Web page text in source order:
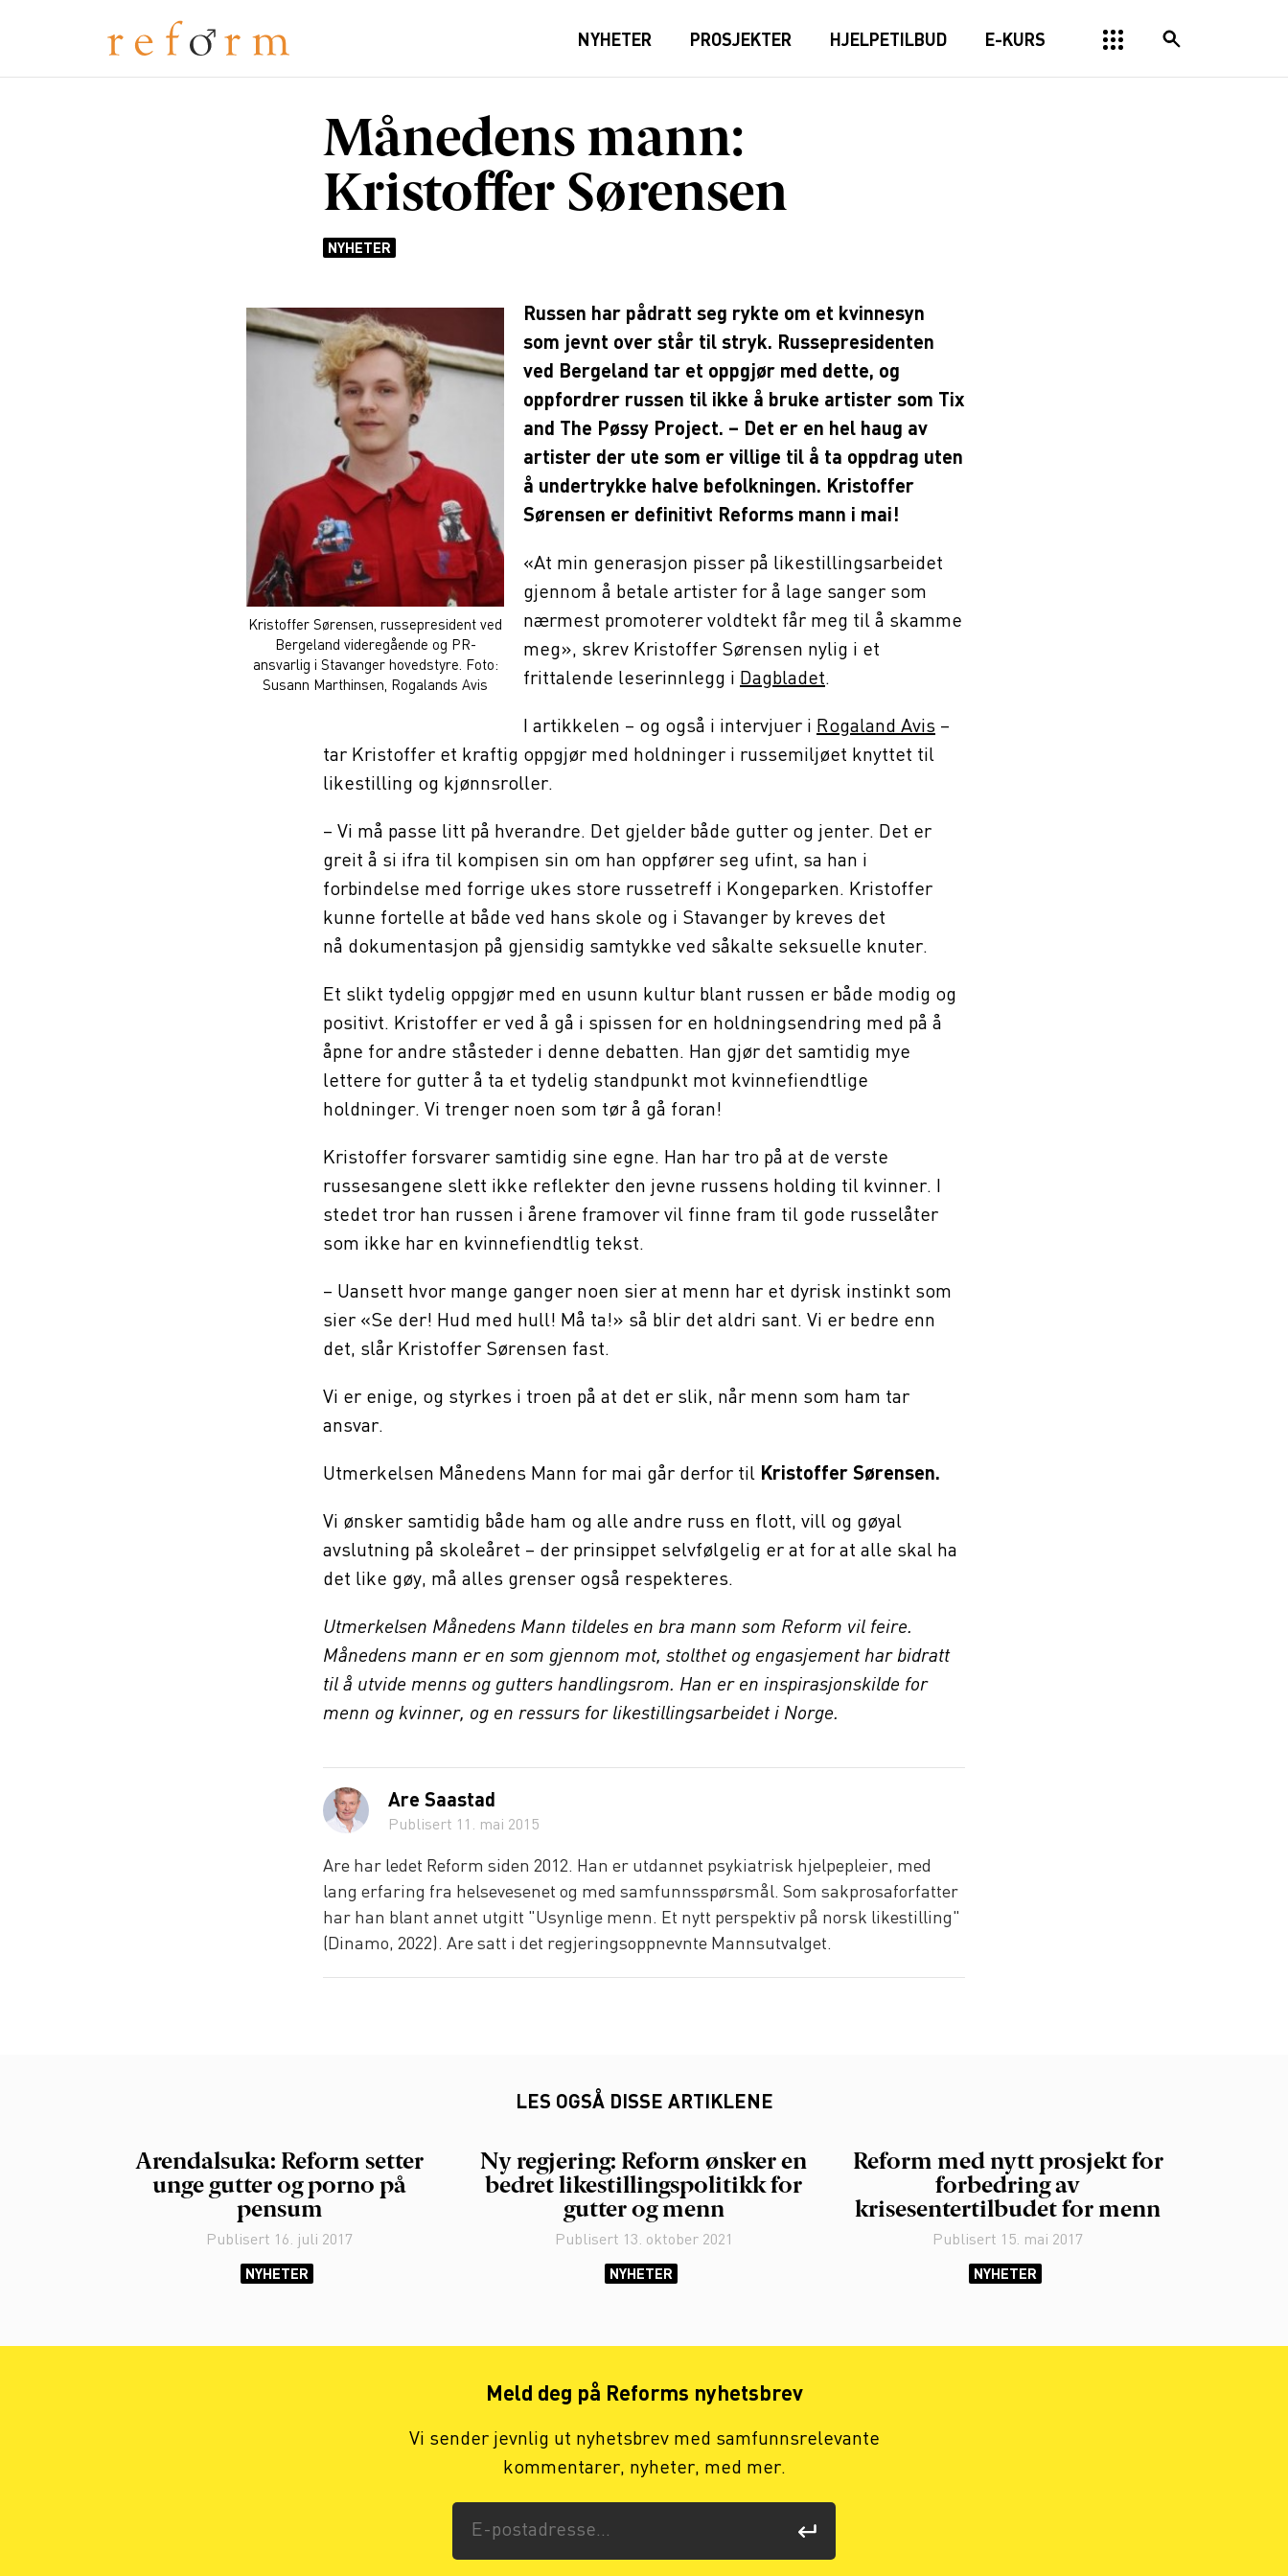
NYHETER PROSJEKTER HJELPETILBUD E-KURS
Månedens mann:
Kristoffer Sørensen
NYHETER
Kristoffer Sørensen, russepresident ved
Bergeland videregående og PR-
ansvarlig i Stavanger hovedstyre. Foto:
Susann Marthinsen, Rogalands Avis
Russen har pådratt seg rykte om et kvinnesyn
som jevnt over står til stryk. Russepresidenten
ved Bergeland tar et oppgjør med dette, og
oppfordrer russen til ikke å bruke artister som Tix
and The Pøssy Project. – Det er en hel haug av
artister der ute som er villige til å ta oppdrag uten
å undertrykke halve befolkningen. Kristoffer
Sørensen er definitivt Reforms mann i mai!
«At min generasjon pisser på likestillingsarbeidet
gjennom å betale artister for å lage sanger som
nærmest promoterer voldtekt får meg til å skamme
meg», skrev Kristoffer Sørensen nylig i et
frittalende leserinnlegg iDagbladet.
I artikkelen – og også i intervjuer iRogaland Avis–
tar Kristoffer et kraftig oppgjør med holdninger i russemiljøet knyttet til
likestilling og kjønnsroller.
– Vi må passe litt på hverandre. Det gjelder både gutter og jenter. Det er
greit å si ifra til kompisen sin om han oppfører seg ufint, sa han i
forbindelse med forrige ukes store russetreff i Kongeparken. Kristoffer
kunne fortelle at både ved hans skole og i Stavanger by kreves det
nå dokumentasjon på gjensidig samtykke ved såkalte seksuelle knuter.
Et slikt tydelig oppgjør med en usunn kultur blant russen er både modig og
positivt. Kristoffer er ved å gå i spissen for en holdningsendring med på å
åpne for andre ståsteder i denne debatten. Han gjør det samtidig mye
lettere for gutter å ta et tydelig standpunkt mot kvinnefiendtlige
holdninger. Vi trenger noen som tør å gå foran!
Kristoffer forsvarer samtidig sine egne. Han har tro på at de verste
russesangene slett ikke reflekter den jevne russens holding til kvinner. I
stedet tror han russen i årene framover vil finne fram til gode russelåter
som ikke har en kvinnefiendtlig tekst.
– Uansett hvor mange ganger noen sier at menn har et dyrisk instinkt som
sier «Se der! Hud med hull! Må ta!» så blir det aldri sant. Vi er bedre enn
det, slår Kristoffer Sørensen fast.
Vi er enige, og styrkes i troen på at det er slik, når menn som ham tar
ansvar.
Utmerkelsen Månedens Mann for mai går derfor til Kristoffer Sørensen.
Vi ønsker samtidig både ham og alle andre russ en flott, vill og gøyal
avslutning på skoleåret – der prinsippet selvfølgelig er at for at alle skal ha
det like gøy, må alles grenser også respekteres.
Utmerkelsen Månedens Mann tildeles en bra mann som Reform vil feire.
Månedens mann er en som gjennom mot, stolthet og engasjement har bidratt
til å utvide menns og gutters handlingsrom. Han er en inspirasjonskilde for
menn og kvinner, og en ressurs for likestillingsarbeidet i Norge.
Are Saastad
Publisert 11. mai 2015
Are har ledet Reform siden 2012. Han er utdannet psykiatrisk hjelpepleier, med
lang erfaring fra helsevesenet og med samfunnsspørsmål. Som sakprosaforfatter
har han blant annet utgitt "Usynlige menn. Et nytt perspektiv på norsk likestilling"
(Dinamo, 2022). Are satt i det regjeringsoppnevnte Mannsutvalget.
LES OGSÅ DISSE ARTIKLENE
Arendalsuka: Reform setter
unge gutter og porno på
pensum
Publisert 16. juli 2017
NYHETER
Ny regjering: Reform ønsker en
bedret likestillingspolitikk for
gutter og menn
Publisert 13. oktober 2021
NYHETER
Reform med nytt prosjekt for
forbedring av
krisesentertilbudet for menn
Publisert 15. mai 2017
NYHETER
Meld deg på Reforms nyhetsbrev
Vi sender jevnlig ut nyhetsbrev med samfunnsrelevante
kommentarer, nyheter, med mer.